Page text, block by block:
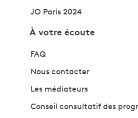
JO Paris 2024
À votre écoute
FAQ
Nous contacter
Les médiateurs
Conseil consultatif des